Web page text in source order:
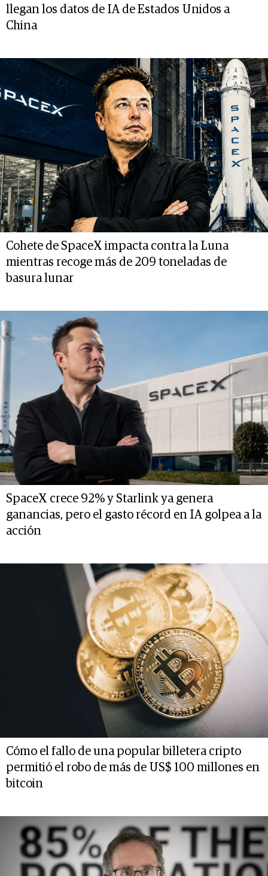
llegan los datos de IA de Estados Unidos a
China
Cohete de SpaceX impacta contra la Luna
mientras recoge más de 209 toneladas de
basura lunar
SpaceX crece 92% y Starlink ya genera
ganancias, pero el gasto récord en IA golpea a la
acción
Cómo el fallo de una popular billetera cripto
permitió el robo de más de US$ 100 millones en
bitcoin